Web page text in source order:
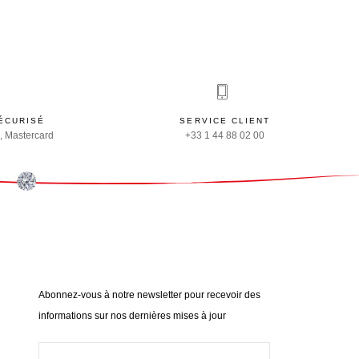
Mastercard
SERVICE CLIENT
+33 1 44 88 02 00
Abonnez-vous à notre newsletter pour recevoir des
informations sur nos dernières mises à jour